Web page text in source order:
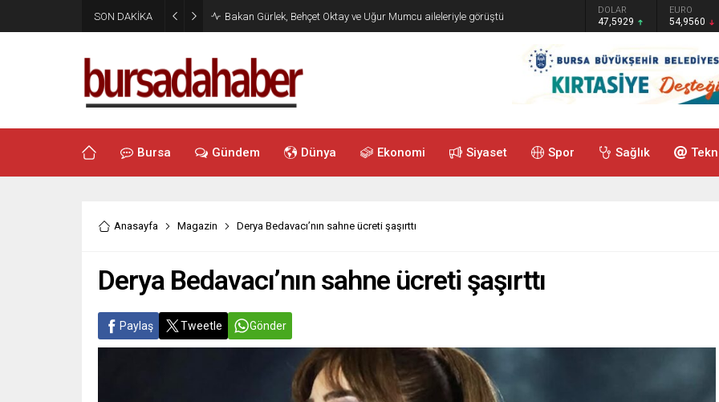
SON DAKİKA Bakan Gürlek, Behçet Oktay ve Uğur Mumcu aileleriyle görüştü DOLAR
47,5929
EURO
54,9560
Bursa Gündem Dünya Ekonomi Siyaset Spor Sağlık
Anasayfa Magazin Derya Bedavacı’nın sahne ücreti şaşırttı
Derya Bedavacı’nın sahne ücreti şaşırttı
Paylaş Tweetle Gönder